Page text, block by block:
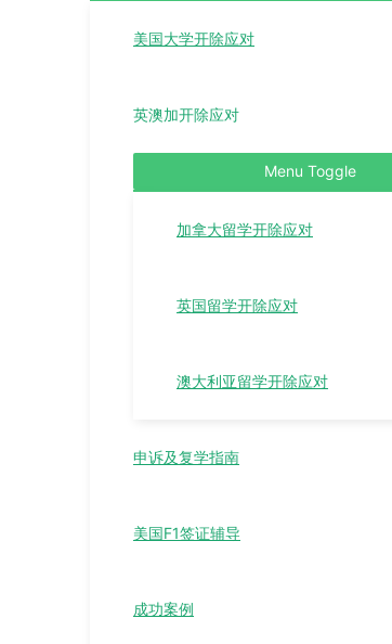
美国大学开除应对
英澳加开除应对
Menu Toggle
加拿大留学开除应对
英国留学开除应对
澳大利亚留学开除应对
申诉及复学指南
美国F1签证辅导
成功案例